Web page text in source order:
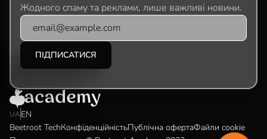
Жодного спаму та реклами, лише важливі новини.
Beetroot TechКонфіденційністьПублічна офертаФайли cookie
UAEN